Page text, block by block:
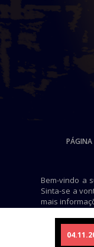
PÁGINA
Bem-vindo a
Sinta-se a
mais